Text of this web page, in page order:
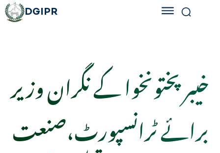
DGIPR
خیبر پختونخوا کے نگران وزیر
برائے ٹرانسپورٹ،صنعت